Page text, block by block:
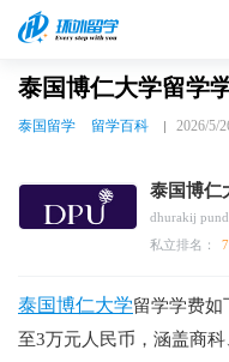
泰国博仁大学留学
泰国留学 留学百科 2026/5/
泰国博仁
dhurakij
私立排名：
7
泰国博仁大学留学学费如
至3万元人民币，涵盖商